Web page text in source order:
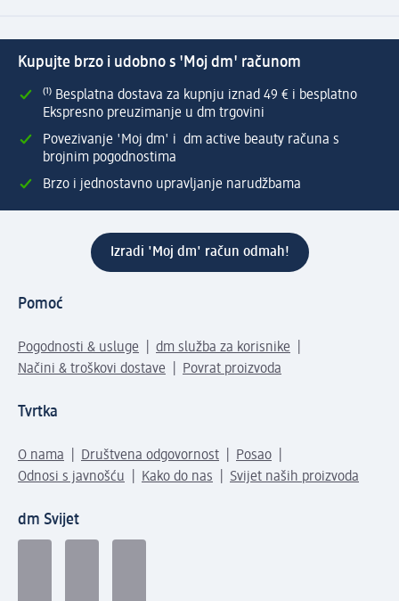
Kupujte brzo i udobno s 'Moj dm' računom
⁽¹⁾ Besplatna dostava za kupnju iznad 49 € i besplatno
Ekspresno preuzimanje u dm trgovini
Povezivanje 'Moj dm' i dm active beauty računa s
brojnim pogodnostima
Brzo i jednostavno upravljanje narudžbama
Izradi 'Moj dm' račun odmah!
Pomoć
Pogodnosti & usluge
dm služba za korisnike
Načini & troškovi dostave
Povrat proizvoda
Tvrtka
O nama Društvena odgovornost
Posao
Odnosi s javnošću
Kako do nas Svijet naših proizvoda
dm Svijet